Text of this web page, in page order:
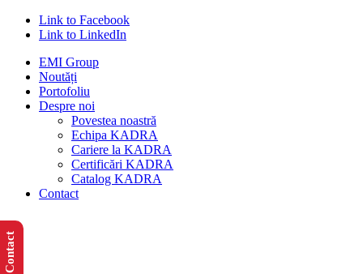
Link to Facebook
Link to LinkedIn
EMI Group
Noutăți
Portofoliu
Despre noi
Povestea noastră
Echipa KADRA
Cariere la KADRA
Certificări KADRA
Catalog KADRA
Contact
Contact